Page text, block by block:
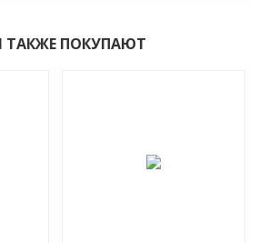
ПОКУПАЮТ